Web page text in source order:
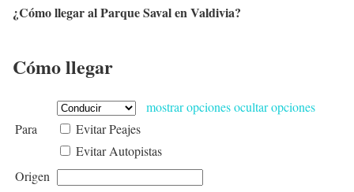
¿Cómo llegar al Parque Saval en Valdivia?
Cómo llegar
Para
mostrar opcionesocultar opciones
Evitar Peajes
Evitar Autopistas
Origen